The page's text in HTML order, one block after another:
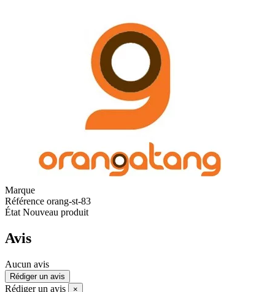
Marque
Référence orang-st-83
État Nouveau produit
Avis
Aucun avis
Rédiger un avis
Rédiger un avis ×